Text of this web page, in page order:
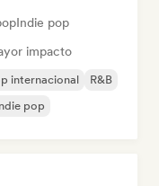
Indie pop
impacto
internacional
R&B
pop